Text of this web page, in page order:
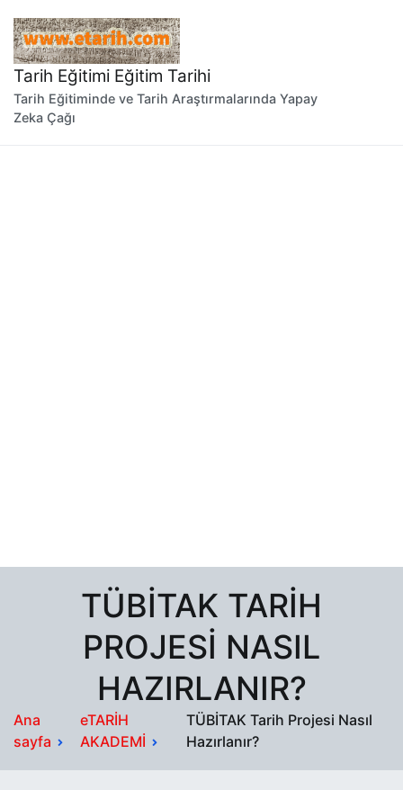
geç
Tarih Eğitimi Eğitim Tarihi
Tarih Eğitiminde ve Tarih Araştırmalarında Yapay
Zeka Çağı
TÜBİTAK TARIH
PROJESI NASIL
HAZIRLANIR?
Ana
sayfa
eTARİH
AKADEMİ
TÜBİTAK Tarih Projesi Nasıl
Hazırlanır?